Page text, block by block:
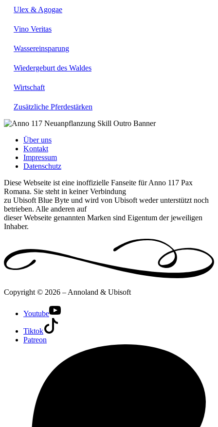
Ulex & Agogae
Vino Veritas
Wassereinsparung
Wiedergeburt des Waldes
Wirtschaft
Zusätzliche Pferdestärken
Über uns
Kontakt
Impressum
Datenschutz
Diese Webseite ist eine inoffizielle Fanseite für Anno 117 Pax
Romana. Sie steht in keiner Verbindung
zu Ubisoft Blue Byte und wird von Ubisoft weder unterstützt noch
betrieben. Alle anderen auf
dieser Webseite genannten Marken sind Eigentum der jeweiligen
Inhaber.
Copyright © 2026 – Annoland & Ubisoft
Youtube
Tiktok
Patreon